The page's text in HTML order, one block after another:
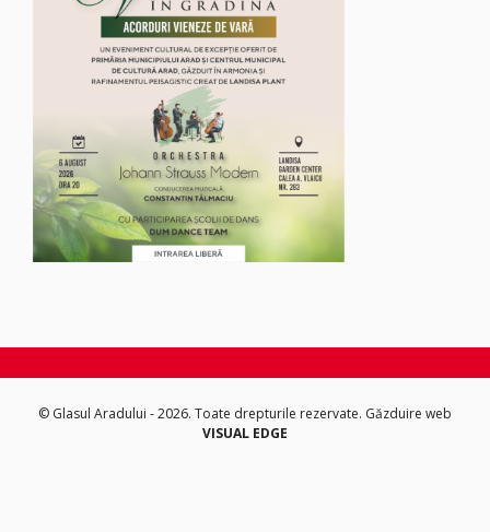
© Glasul Aradului - 2026. Toate drepturile rezervate. Găzduire web
VISUAL EDGE